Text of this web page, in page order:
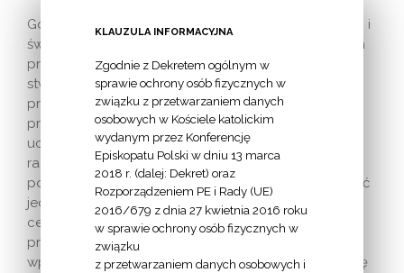
Gdzie szukać porozumienia pomiędzy światem religii i
światem laickim w polityce. W tym miejscu chciałbym
przypomnieć za papieżem Benedyktem XVI
stwierdzenia Jürgena Habermasa, który „twierdzi, że
prawowitość karty konstytucyjnej jako przesłanki
praworządności ma dwa źródła: uprawnione
uczestnictwo w polityce wszystkich obywateli oraz
racjonalność formy rozwiązywania sporów
politycznych”. Owa racjonalność formy „nie może być
jedynie walką o arytmetyczne większości, lecz musi
cechować ją «proces argumentacji wyczulonej na
prawdę»”. Tym samym Habermas na nowo
wprowadza do debaty politycznej i filozoficznej ideę
KLAUZULA INFORMACYJNA
Zgodnie z Dekretem ogólnym w
sprawie ochrony osób fizycznych w
związku z przetwarzaniem danych
osobowych w Kościele katolickim
wydanym przez Konferencję
Episkopatu Polski w dniu 13 marca
2018 r. (dalej: Dekret) oraz
Rozporządzeniem PE i Rady (UE)
2016/679 z dnia 27 kwietnia 2016 roku
w sprawie ochrony osób fizycznych w
związku
z przetwarzaniem danych osobowych i